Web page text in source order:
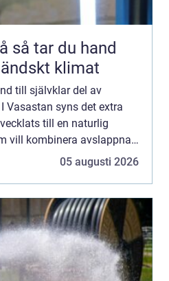
klimat
till självklar del av
Vasastan syns det extra
till en naturlig
vill kombinera avslappnad
mat. Här möts05 augusti 2026